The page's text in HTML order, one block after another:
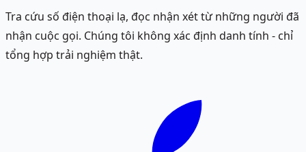
Tra cứu số điện thoại lạ, đọc nhận xét từ những người đã
nhận cuộc gọi. Chúng tôi không xác định danh tính - chỉ
tổng hợp trải nghiệm thật.